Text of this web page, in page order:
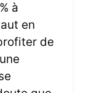
à
en
de